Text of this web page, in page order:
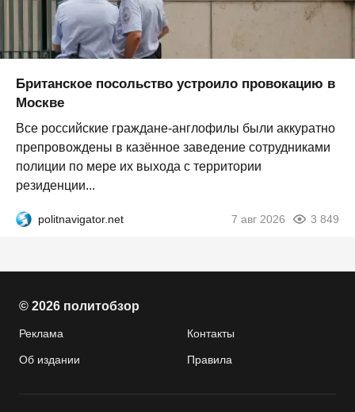
Британское посольство устроило провокацию в
Москве
Все российские граждане-англофилы были аккуратно
препровождены в казённое заведение сотрудниками
полиции по мере их выхода с территории
резиденции...
politnavigator.net 7 авг 2026 3 849
© 2026 политобзор
Реклама Контакты
Об издании Правила